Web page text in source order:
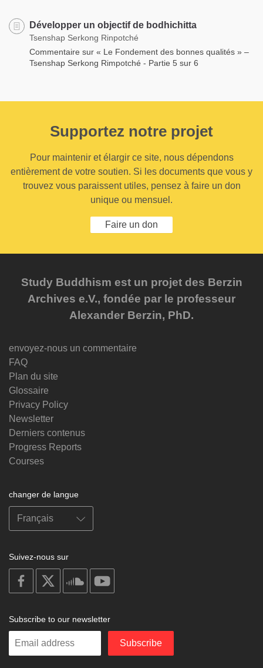
Développer un objectif de bodhichitta
Tsenshap Serkong Rinpotché
Commentaire sur « Le Fondement des bonnes qualités » –
Tsenshap Serkong Rimpotché - Partie 5 sur 6
Supportez notre projet
Pour maintenir et élargir ce site, nous dépendons
entièrement de votre soutien. Si les documents que vous y
trouvez vous paraissent utiles, pensez à faire un don
unique ou mensuel.
Faire un don
Study Buddhism est un projet des Berzin
Archives e.V., fondée par le professeur
Alexander Berzin, PhD.
envoyez-nous un commentaire
FAQ
Plan du site
Glossaire
Privacy Policy
Newsletter
Derniers contenus
Progress Reports
Courses
changer de langue
Suivez-nous sur
on
facebook
soundcloud
Subscribe to our newsletter
Enter
Subscribe